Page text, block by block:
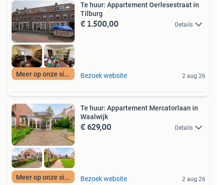
Meer op onze site
Te huur: Appartement Oerlesestraat in
Tilburg
€ 1.500,00 Details
Bezoek website 2 aug 26
Meer op onze site
Te huur: Appartement Mercatorlaan in
Waalwijk
€ 629,00 Details
Bezoek website 2 aug 26